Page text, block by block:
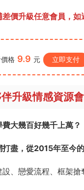
價升級任意會員， 如
格 9.9 元 立即支付
升級情感資源
大幾百好幾千上萬？
盡，從2015年至今
設、戀愛流程、框架